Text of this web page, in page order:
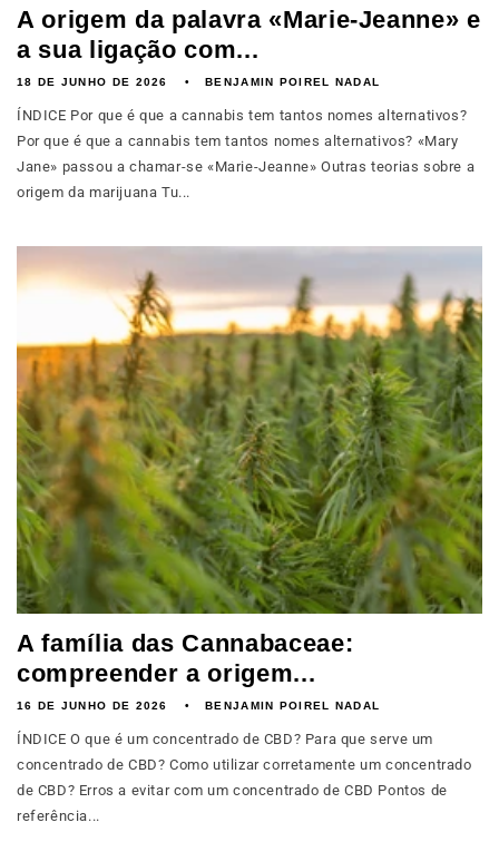
A origem da palavra «Marie-Jeanne» e
a sua ligação com...
18 DE JUNHO DE 2026 BENJAMIN POIREL NADAL
ÍNDICE Por que é que a cannabis tem tantos nomes alternativos?
Por que é que a cannabis tem tantos nomes alternativos? «Mary
Jane» passou a chamar-se «Marie-Jeanne» Outras teorias sobre a
origem da marijuana Tu...
A família das Cannabaceae:
compreender a origem...
16 DE JUNHO DE 2026 BENJAMIN POIREL NADAL
ÍNDICE O que é um concentrado de CBD? Para que serve um
concentrado de CBD? Como utilizar corretamente um concentrado
de CBD? Erros a evitar com um concentrado de CBD Pontos de
referência...